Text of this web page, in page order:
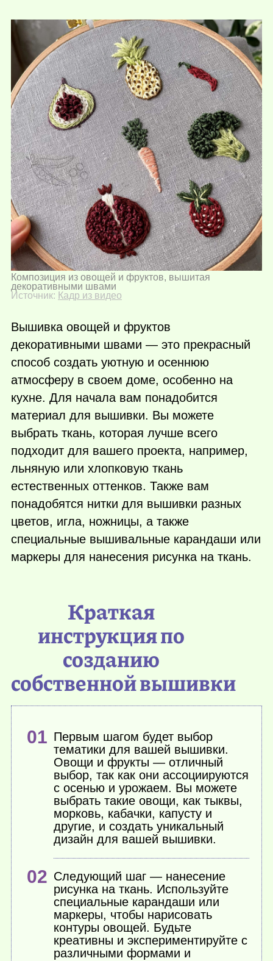
Композиция из овощей и фруктов, вышитая
декоративными швами
Источник: Кадр из видео
Вышивка овощей и фруктов
декоративными швами — это прекрасный
способ создать уютную и осеннюю
атмосферу в своем доме, особенно на
кухне. Для начала вам понадобится
материал для вышивки. Вы можете
выбрать ткань, которая лучше всего
подходит для вашего проекта, например,
льняную или хлопковую ткань
естественных оттенков. Также вам
понадобятся нитки для вышивки разных
цветов, игла, ножницы, а также
специальные вышивальные карандаши или
маркеры для нанесения рисунка на ткань.
Краткая
инструкция по
созданию
собственной вышивки
Первым шагом будет выбор
тематики для вашей вышивки.
Овощи и фрукты — отличный
выбор, так как они ассоциируются
с осенью и урожаем. Вы можете
выбрать такие овощи, как тыквы,
морковь, кабачки, капусту и
другие, и создать уникальный
дизайн для вашей вышивки.
Следующий шаг — нанесение
рисунка на ткань. Используйте
специальные карандаши или
маркеры, чтобы нарисовать
контуры овощей. Будьте
креативны и экспериментируйте с
различными формами и